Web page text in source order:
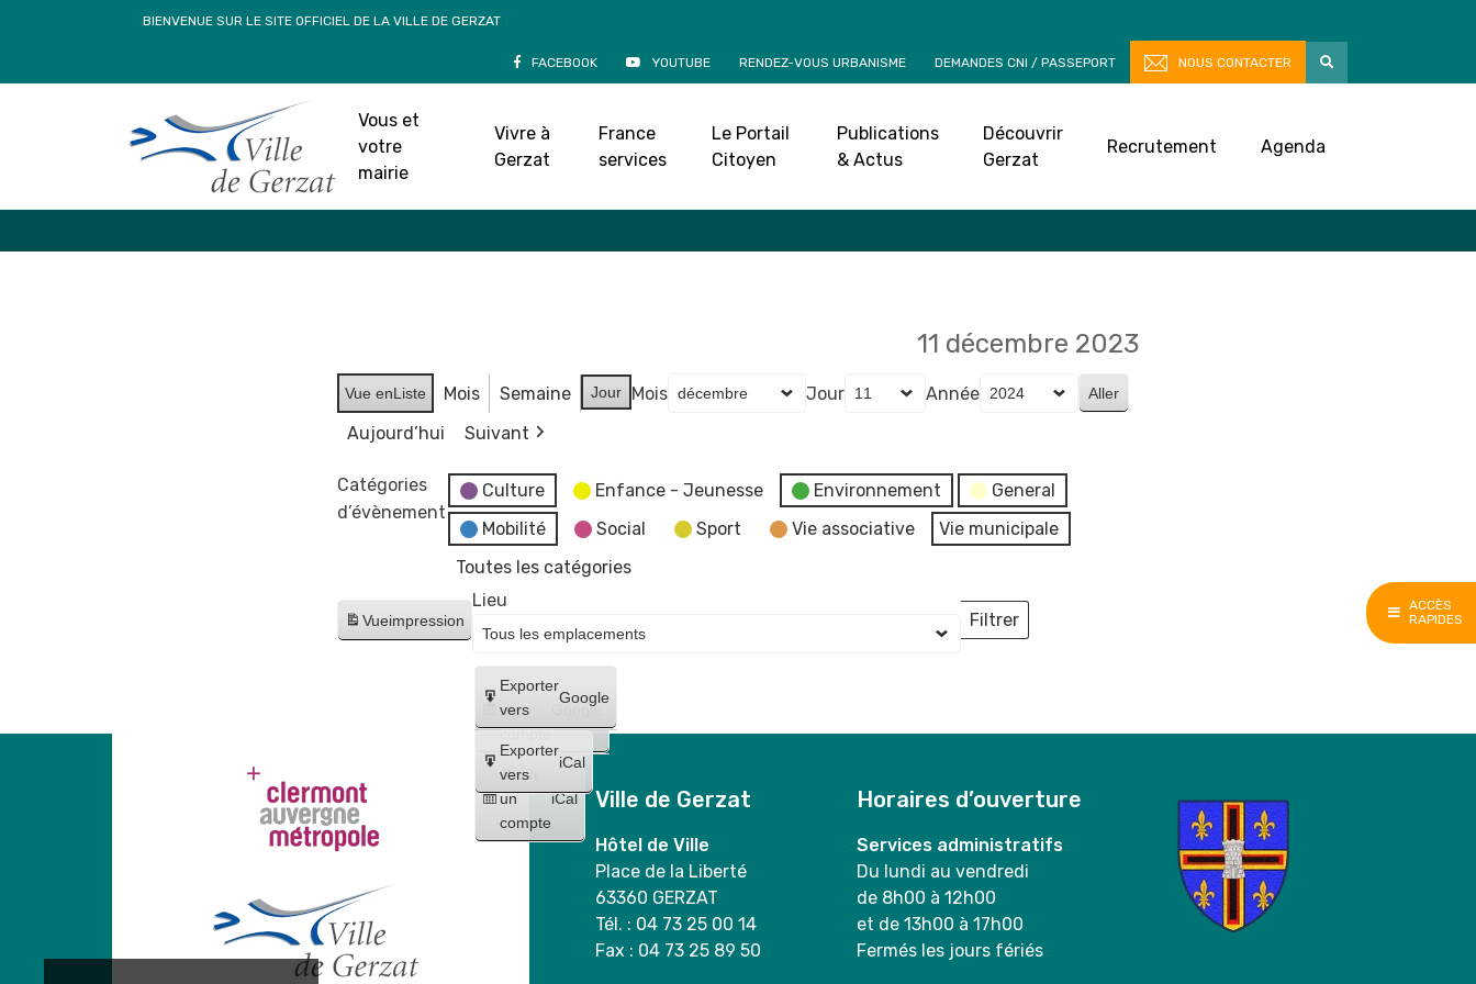
ACCÈS
RAPIDES
BIENVENUE SUR LE SITE OFFICIEL DE LA VILLE DE GERZAT
FACEBOOK YOUTUBE RENDEZ-VOUS URBANISME DEMANDES CNI / PASSEPORT NOUS CONTACTER
Vous et
votre
mairie
Vivre à
Gerzat
France
services
Le Portail
Citoyen
Publications
& Actus
Découvrir
Gerzat
Recrutement Agenda
Accueil»Agenda
11 décembre 2023
Vue enListe Mois Semaine Jour Mois Jour
Année
Aujourd’hui
Suivant
Catégories
d’évènement
Culture Enfance - Jeunesse Environnement
General
Mobilité
Social Sport Vie associative
Vie municipale
Toutes les catégories
Vueimpression
Créer
un
compte
Google
Créer
un
compte
iCal
Exporter
vers
Google
Exporter
vers
iCal
Lieu
Filtrer
Lieux
Ville de Gerzat
Hôtel de Ville
Place de la Liberté
63360 GERZAT
Tél. : 04 73 25 00 14
Fax : 04 73 25 89 50
Horaires d’ouverture
Services administratifs
Du lundi au vendredi
de 8h00 à 12h00
et de 13h00 à 17h00
Fermés les jours fériés